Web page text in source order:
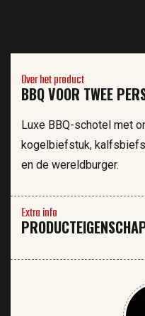
Over het product
BBQ VOOR TWEE
Luxe BBQ-schotel met
kogelbiefstuk,
en de wereldburger.
Extra info